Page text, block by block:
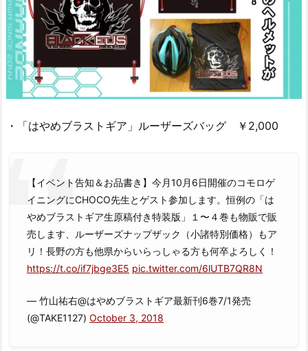
・「はやめブラストギア」ルーザーズバッグ ￥2,000
【イベント告知＆お品書き】今月10月6日開催のコモロゲ
イニングにCHOCO先生とゲスト参加します。恒例の「は
やめブラストギア生原稿付き特装版」１〜４巻も物販で販
売します、ルーザーズナップザック（小諸特別価格）もア
リ！長野の方も他県からいらっしゃる方も何卒よろしく！
https://t.co/if7jbge3E5 pic.twitter.com/6lUTB7QR8N
— 竹山祐右@はやめブラストギア最新刊6巻7/1発売
(@TAKE1127) October 3, 2018